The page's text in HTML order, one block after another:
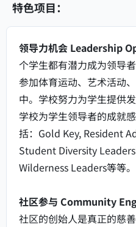
特色项目：
领导力机会 Leadership
个学生都有潜力成为领导
参加体育运动、艺术活动
中。学校努力为学生提供
学校为学生领导者的成就
括：Gold Key, Resident
Student Diversity
Wilderness Leaders等等。
社区参与 Community
社区的创始人是真正的慈